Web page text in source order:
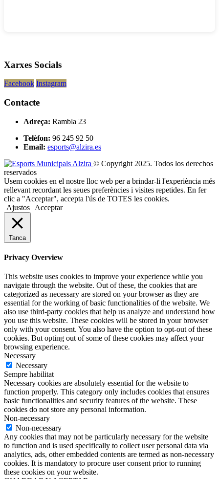
Xarxes Socials
Facebook Instagram
Contacte
Adreça: Rambla 23
Telèfon: 96 245 92 50
Email: esports@alzira.es
© Copyright 2025. Todos los derechos
reservados
Usem cookies en el nostre lloc web per a brindar-li l'experiència més
rellevant recordant les seues preferències i visites repetides. En fer
clic a "Acceptar", accepta l'ús de TOTES les cookies.
Ajustos
Acceptar
Tanca
Privacy Overview
This website uses cookies to improve your experience while you
navigate through the website. Out of these, the cookies that are
categorized as necessary are stored on your browser as they are
essential for the working of basic functionalities of the website. We
also use third-party cookies that help us analyze and understand how
you use this website. These cookies will be stored in your browser
only with your consent. You also have the option to opt-out of these
cookies. But opting out of some of these cookies may affect your
browsing experience.
Necessary
Necessary
Sempre habilitat
Necessary cookies are absolutely essential for the website to
function properly. This category only includes cookies that ensures
basic functionalities and security features of the website. These
cookies do not store any personal information.
Non-necessary
Non-necessary
Any cookies that may not be particularly necessary for the website
to function and is used specifically to collect user personal data via
analytics, ads, other embedded contents are termed as non-necessary
cookies. It is mandatory to procure user consent prior to running
these cookies on your website.